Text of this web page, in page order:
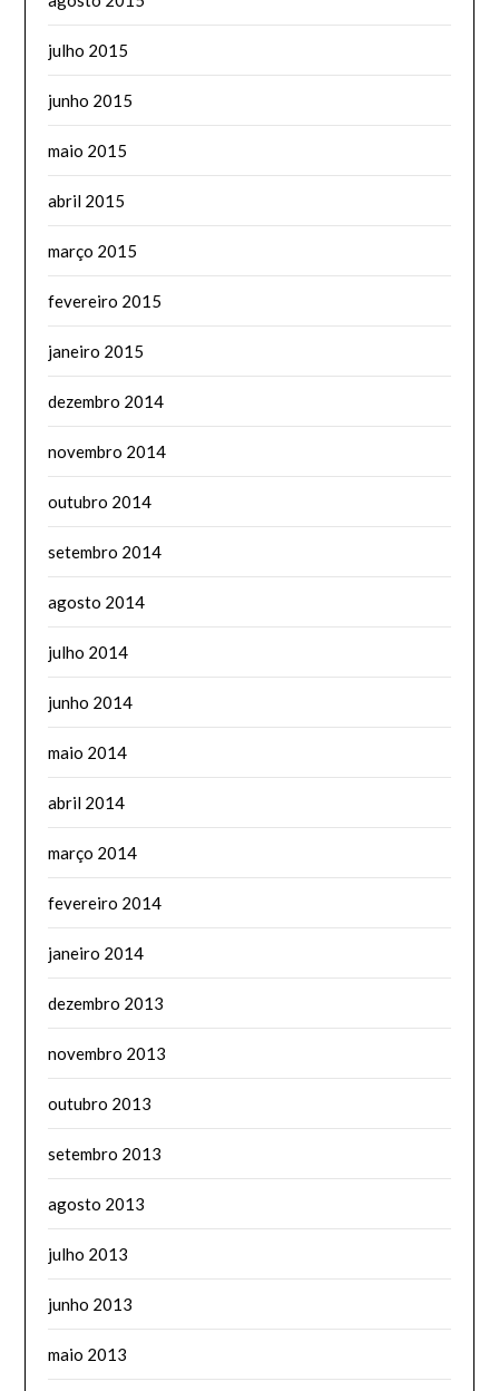
julho 2015
junho 2015
maio 2015
abril 2015
março 2015
fevereiro 2015
janeiro 2015
dezembro 2014
novembro 2014
outubro 2014
setembro 2014
agosto 2014
julho 2014
junho 2014
maio 2014
abril 2014
março 2014
fevereiro 2014
janeiro 2014
dezembro 2013
novembro 2013
outubro 2013
setembro 2013
agosto 2013
julho 2013
junho 2013
maio 2013